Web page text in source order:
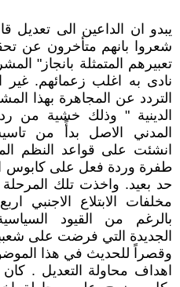
يبدو ان الداعين الى تعديل
شعروا بانهم متأخرون عن
تعبيرهم المتمثلة بانجاز"
نادى به اغلب زعمائهم. غير
التردد عن المجاهرة بهذا
الدينية " وذلك خشية من
المدني الاصل بدأً من
انشئت على قواعد النظم
طفرة وردة فعل على كابوس
حد بعيد. واخذت تلك
مخلفات الابتلاع الاجنبي
بالرغم من القيود السياسية
الجديدة التي فرضت على
وقصراً للحديث في هذا
اهداف محاولة التعديل .